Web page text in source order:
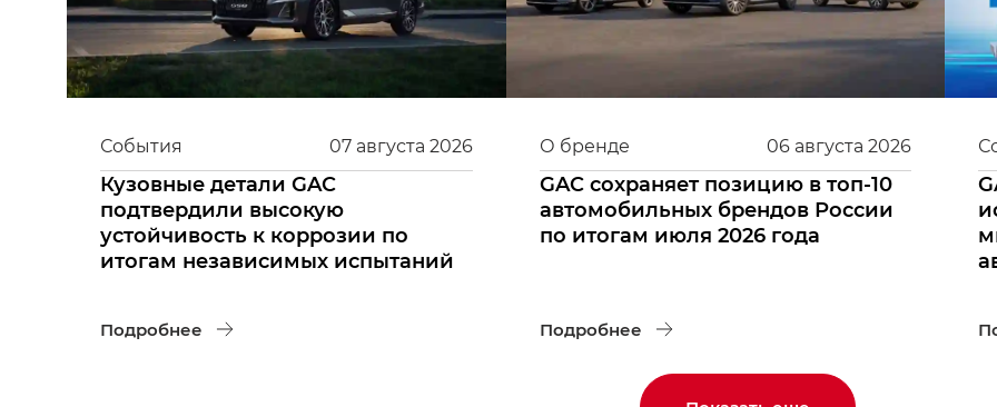
07 августа 2026
События
Кузовные детали GAC
подтвердили высокую
устойчивость к коррозии по
итогам независимых испытаний
Подробнее
06 августа 2026
О бренде
GAC сохраняет позицию в топ-10
автомобильных брендов России
по итогам июля 2026 года
Подробнее